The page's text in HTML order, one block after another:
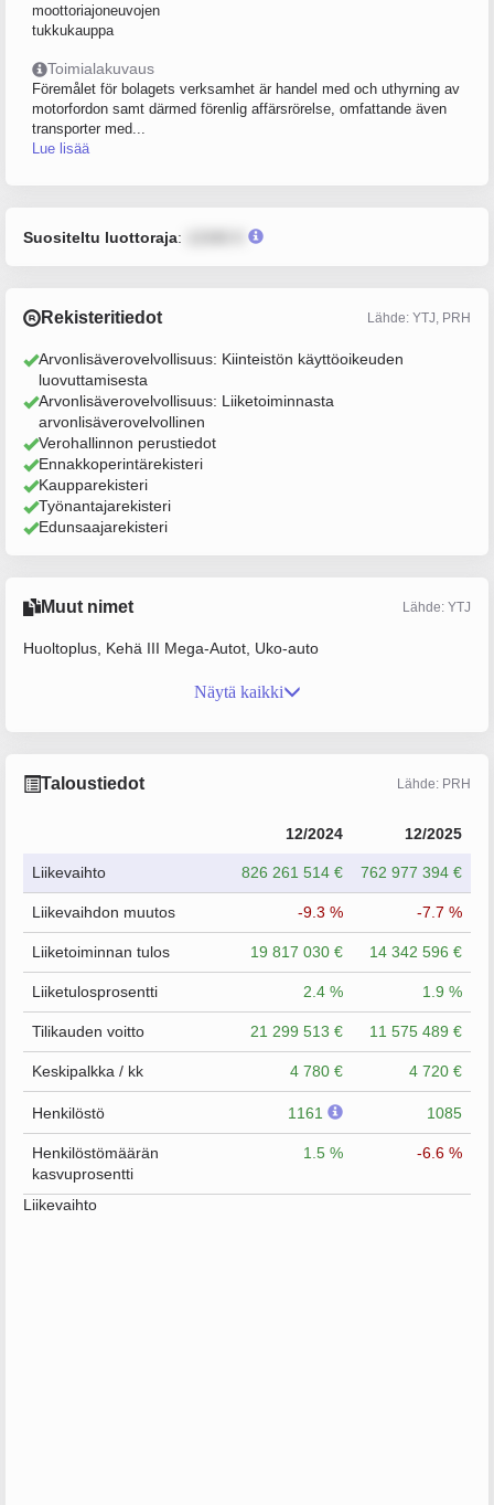
moottoriajoneuvojen
tukkukauppa
Toimialakuvaus
Föremålet för bolagets verksamhet är handel med och uthyrning av
motorfordon samt därmed förenlig affärsrörelse, omfattande även
transporter med...
Lue lisää
Suositeltu luottoraja:
Rekisteritiedot Lähde: YTJ, PRH
Arvonlisäverovelvollisuus: Kiinteistön käyttöoikeuden
luovuttamisesta
Arvonlisäverovelvollisuus: Liiketoiminnasta
arvonlisäverovelvollinen
Verohallinnon perustiedot
Ennakkoperintärekisteri
Kaupparekisteri
Työnantajarekisteri
Edunsaajarekisteri
Muut nimet Lähde: YTJ
Huoltoplus, Kehä III Mega-Autot, Uko-auto
Näytä kaikki
Taloustiedot Lähde: PRH
12/2024 12/2025
Liikevaihto 826 261 514 € 762 977 394 €
Liikevaihdon muutos -9.3 % -7.7 %
Liiketoiminnan tulos 19 817 030 € 14 342 596 €
Liiketulosprosentti 2.4 % 1.9 %
Tilikauden voitto 21 299 513 € 11 575 489 €
Keskipalkka / kk 4 780 € 4 720 €
Henkilöstö 1161 1085
Henkilöstömäärän
kasvuprosentti
1.5 % -6.6 %
Liikevaihto